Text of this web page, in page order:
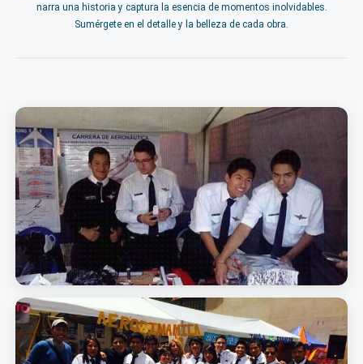
narra una historia y captura la esencia de momentos inolvidables.
Sumérgete en el detalle y la belleza de cada obra.